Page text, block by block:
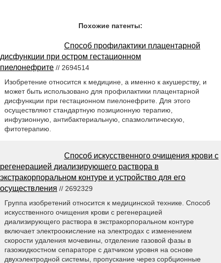
Похожие патенты:
Способ профилактики плацентарной
дисфункции при остром гестационном
пиелонефрите // 2694514
Изобретение относится к медицине, а именно к акушерству, и
может быть использовано для профилактики плацентарной
дисфункции при гестационном пиелонефрите. Для этого
осуществляют стандартную позиционную терапию,
инфузионную, антибактериальную, спазмолитическую,
фитотерапию.
Способ искусственного очищения крови с
регенерацией диализирующего раствора в
экстракорпоральном контуре и устройство для его
осуществления // 2692329
Группа изобретений относится к медицинской технике. Способ
искусственного очищения крови с регенерацией
диализирующего раствора в экстракорпоральном контуре
включает электроокисление на электродах с изменением
скорости удаления мочевины, отделение газовой фазы в
газожидкостном сепараторе с датчиком уровня на основе
двухэлектродной системы, пропускание через сорбционные